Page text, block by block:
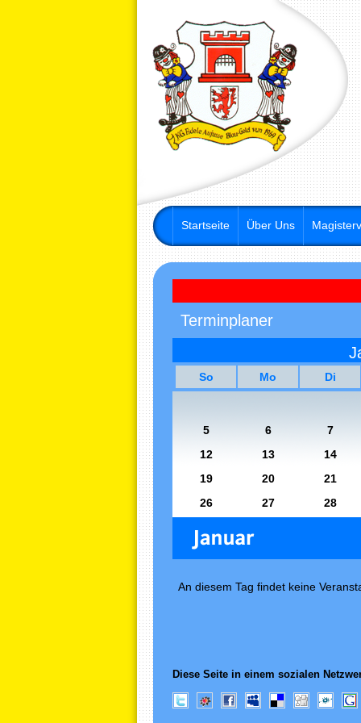
Startseite Über Uns
Terminplaner
So Mo Di
5 6
7
12
13
14
19
20
21
26
27 28
An diesem Tag findet keine
Diese Seite in einem sozialen